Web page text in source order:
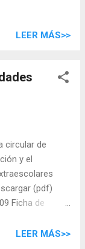
LEER MÁS>>
circular de
y el
(pdf)
Ficha de
de 9:15 a
LEER MÁS>>